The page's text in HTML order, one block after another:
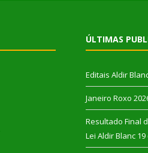
ÚLTIMAS
Editais Aldir
Janeiro Roxo
Resultado Final
Lei Aldir Blanc